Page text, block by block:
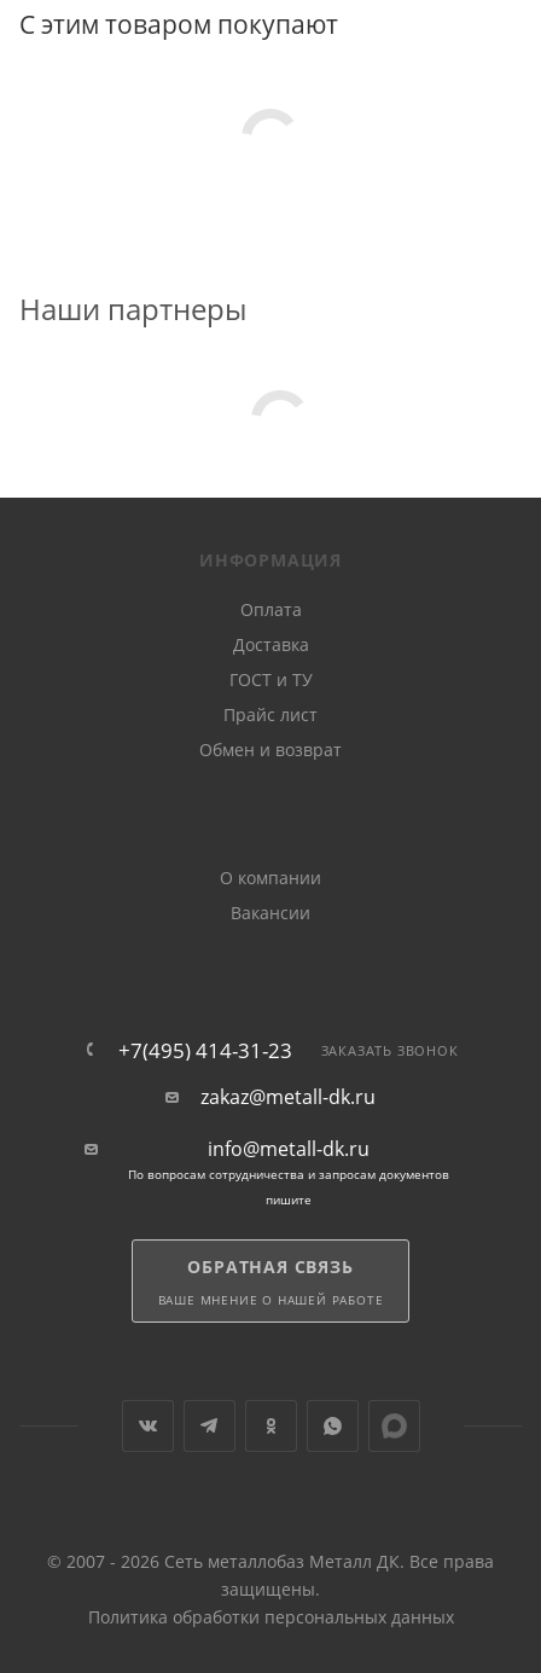
С этим товаром покупают
Наши партнеры
ИНФОРМАЦИЯ
Оплата
Доставка
ГОСТ и ТУ
Прайс лист
Обмен и возврат
О компании
Вакансии
+7(495) 414-31-23 ЗАКАЗАТЬ ЗВОНОК
zakaz@metall-dk.ru
info@metall-dk.ru
По вопросам сотрудничества и запросам документов
пишите
ОБРАТНАЯ СВЯЗЬ
ВАШЕ МНЕНИЕ О НАШЕЙ РАБОТЕ
© 2007 - 2026 Сеть металлобаз Металл ДК. Все права
защищены.
Политика обработки персональных данных